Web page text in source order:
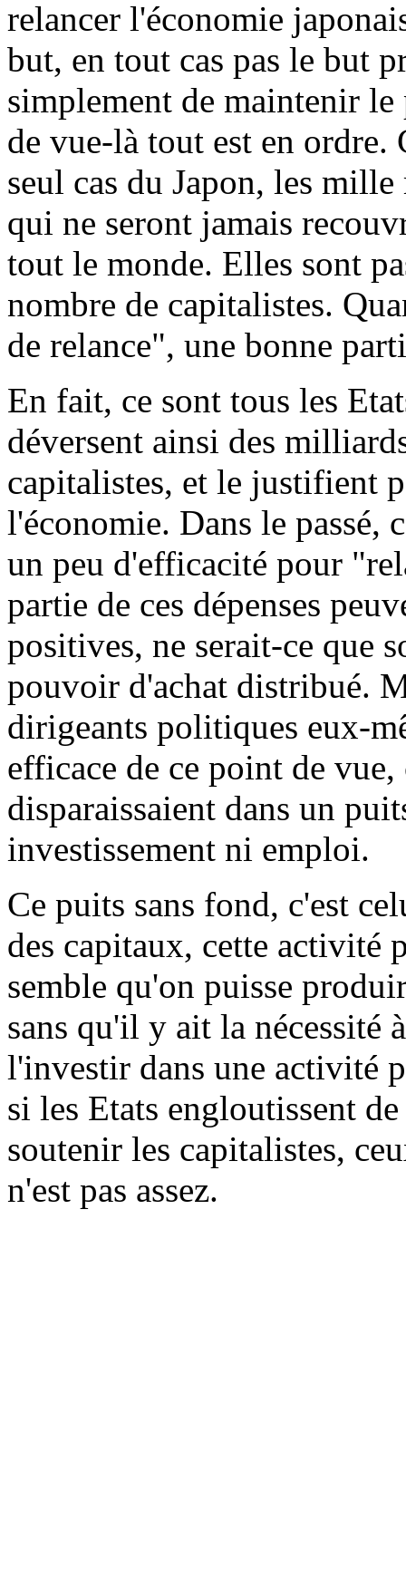
relancer l'économie
but, en tout cas pas le but
simplement de maintenir
de vue-là tout est en
seul cas du Japon, les
qui ne seront jamais
tout le monde. Elles sont
nombre de capitalistes.
de relance", une bonne
En fait, ce sont tous les
déversent ainsi des
capitalistes, et le justifient
l'économie. Dans le passé,
un peu d'efficacité pour
partie de ces dépenses
positives, ne serait-ce que
pouvoir d'achat distribué.
dirigeants politiques eux-
efficace de ce point de
disparaissaient dans un
investissement ni emploi.
Ce puits sans fond, c'est
des capitaux, cette activité
semble qu'on puisse
sans qu'il y ait la nécessité
l'investir dans une activité
si les Etats engloutissent
soutenir les capitalistes,
n'est pas assez.